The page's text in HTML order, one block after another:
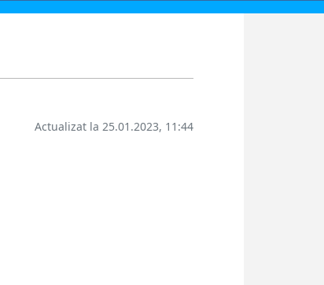
Actualizat la 25.01.2023, 11:44